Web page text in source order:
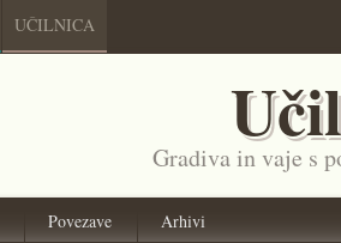
UČILNICA
Gradiva in vaje s
Povezave Arhivi